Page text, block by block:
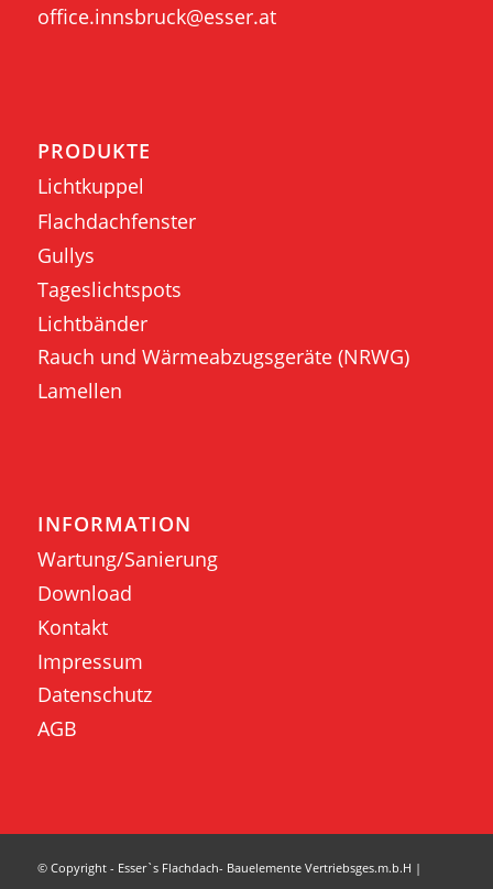
office.innsbruck@esser.at
PRODUKTE
Lichtkuppel
Flachdachfenster
Gullys
Tageslichtspots
Lichtbänder
Rauch und Wärmeabzugsgeräte (NRWG)
Lamellen
INFORMATION
Wartung/Sanierung
Download
Kontakt
Impressum
Datenschutz
AGB
© Copyright - Esser`s Flachdach- Bauelemente Vertriebsges.m.b.H |